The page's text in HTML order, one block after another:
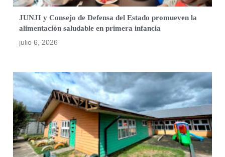
JUNJI y Consejo de Defensa del Estado promueven la
alimentación saludable en primera infancia
julio 6, 2026